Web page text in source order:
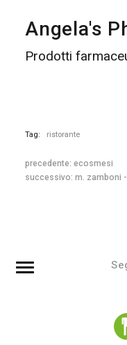
Angela's
Prodotti
Tag: ristorante
precedente: ecosmesi
successivo: m. zamboni